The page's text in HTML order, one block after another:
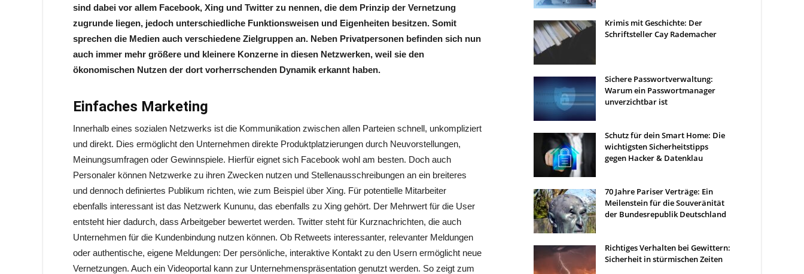
sind dabei vor allem Facebook, Xing und Twitter zu nennen, die dem Prinzip der Vernetzung
zugrunde liegen, jedoch unterschiedliche Funktionsweisen und Eigenheiten besitzen. Somit
sprechen die Medien auch verschiedene Zielgruppen an. Neben Privatpersonen befinden sich nun
auch immer mehr größere und kleinere Konzerne in diesen Netzwerken, weil sie den
ökonomischen Nutzen der dort vorherrschenden Dynamik erkannt haben.
Einfaches Marketing
Innerhalb eines sozialen Netzwerks ist die Kommunikation zwischen allen Parteien schnell, unkompliziert
und direkt. Dies ermöglicht den Unternehmen direkte Produktplatzierungen durch Neuvorstellungen,
Meinungsumfragen oder Gewinnspiele. Hierfür eignet sich Facebook wohl am besten. Doch auch
Personaler können Netzwerke zu ihren Zwecken nutzen und Stellenausschreibungen an ein breiteres
und dennoch definiertes Publikum richten, wie zum Beispiel über Xing. Für potentielle Mitarbeiter
ebenfalls interessant ist das Netzwerk Kununu, das ebenfalls zu Xing gehört. Der Mehrwert für die User
entsteht hier dadurch, dass Arbeitgeber bewertet werden. Twitter steht für Kurznachrichten, die auch
Unternehmen für die Kundenbindung nutzen können. Ob Retweets interessanter, relevanter Meldungen
oder authentische, eigene Meldungen: Der persönliche, interaktive Kontakt zu den Usern ermöglicht neue
Vernetzungen. Auch ein Videoportal kann zur Unternehmenspräsentation genutzt werden. So zeigt zum
Krimis mit Geschichte: Der
Schriftsteller Cay Rademacher
Sichere Passwortverwaltung:
Warum ein Passwortmanager
unverzichtbar ist
Schutz für dein Smart Home: Die
wichtigsten Sicherheitstipps
gegen Hacker & Datenklau
70 Jahre Pariser Verträge: Ein
Meilenstein für die Souveränität
der Bundesrepublik Deutschland
Richtiges Verhalten bei Gewittern:
Sicherheit in stürmischen Zeiten